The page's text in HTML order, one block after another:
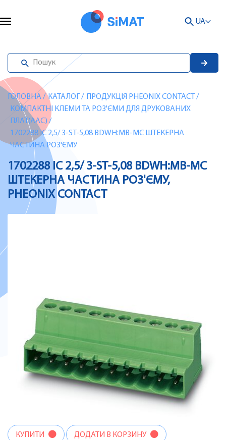
UA
ГОЛОВНА/ КАТАЛОГ / ПРОДУКЦІЯ PHEONIX CONTACT /
КОМПАКТНІ КЛЕМИ ТА РОЗ'ЄМИ ДЛЯ ДРУКОВАНИХ
ПЛАТ(AAC) /
1702288 IC 2,5/ 3-ST-5,08 BDWH:MB-MC ШТЕКЕРНА
ЧАСТИНА РОЗ'ЄМУ
1702288 IC 2,5/ 3-ST-5,08 BDWH:MB-MC
ШТЕКЕРНА ЧАСТИНА РОЗ'ЄМУ,
PHEONIX CONTACT
КУПИТИ ДОДАТИ В КОРЗИНУ